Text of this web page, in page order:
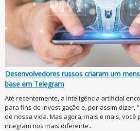
Desenvolvedores russos criaram um
base em Telegram
Até recentemente, a inteligência artificial
para fins de investigação e, por assim dizer,
de nossa vida. Mas agora, mais e mais, você
integram nos mais diferente...